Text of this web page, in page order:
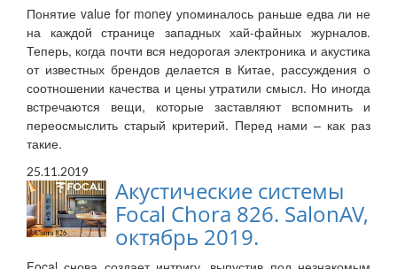
Понятие value for money упоминалось раньше едва ли не
на каждой странице западных хай-файных журналов.
Теперь, когда почти вся недорогая электроника и акустика
от известных брендов делается в Китае, рассуждения о
соотношении качества и цены утратили смысл. Но иногда
встречаются вещи, которые заставляют вспомнить и
переосмыслить старый критерий. Перед нами – как раз
такие.
25.11.2019
Акустические системы
Focal Chora 826. SalonAV,
октябрь 2019.